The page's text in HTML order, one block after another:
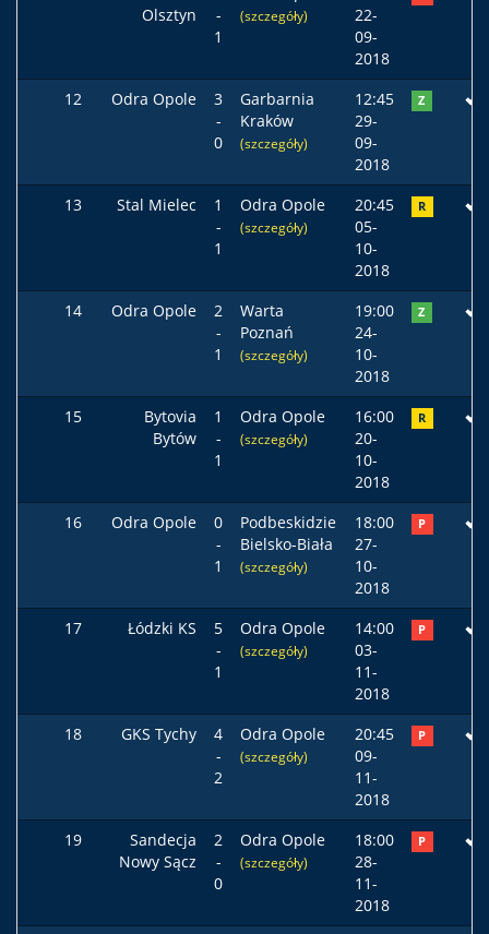
Olsztyn
-
1
(szczegóły)
22-
09-
2018
12 Odra Opole
3
-
0
Garbarnia
Kraków
(szczegóły)
12:45
29-
09-
2018
Z
13 Stal Mielec
1
-
1
Odra Opole
(szczegóły)
20:45
05-
10-
2018
R
14 Odra Opole
2
-
1
Warta
Poznań
(szczegóły)
19:00
24-
10-
2018
Z
15
Bytovia
Bytów
1
-
1
Odra Opole
(szczegóły)
16:00
20-
10-
2018
R
16 Odra Opole
0
-
1
Podbeskidzie
Bielsko-Biała
(szczegóły)
18:00
27-
10-
2018
P
17 Łódzki KS
5
-
1
Odra Opole
(szczegóły)
14:00
03-
11-
2018
P
18 GKS Tychy
4
-
2
Odra Opole
(szczegóły)
20:45
09-
11-
2018
P
19
Sandecja
Nowy Sącz
2
-
0
Odra Opole
(szczegóły)
18:00
28-
11-
2018
P